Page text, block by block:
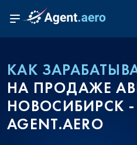
КАК
НА ПРОДАЖЕ
НОВОСИБИРСК
AGENT.AERO